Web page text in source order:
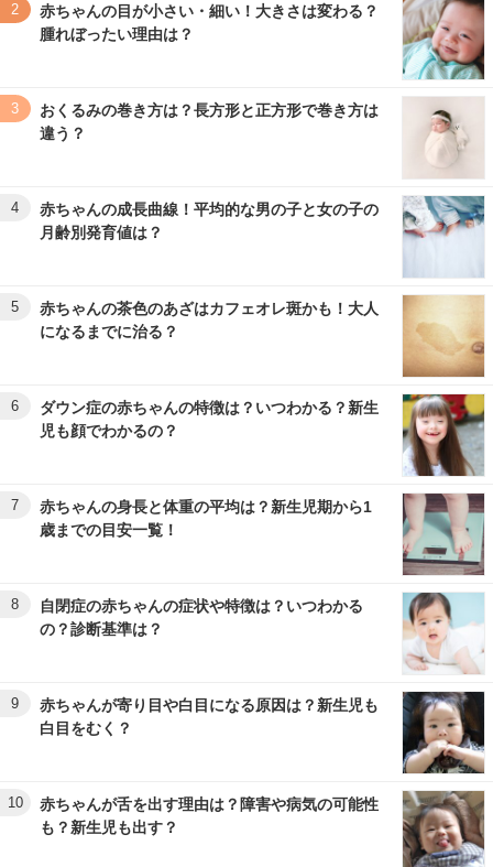
2
赤ちゃんの目が小さい・細い！大きさは変わる？
腫れぼったい理由は？
3
おくるみの巻き方は？長方形と正方形で巻き方は
違う？
4
赤ちゃんの成長曲線！平均的な男の子と女の子の
月齢別発育値は？
5
赤ちゃんの茶色のあざはカフェオレ斑かも！大人
になるまでに治る？
6
ダウン症の赤ちゃんの特徴は？いつわかる？新生
児も顔でわかるの？
7
赤ちゃんの身長と体重の平均は？新生児期から1
歳までの目安一覧！
8
自閉症の赤ちゃんの症状や特徴は？いつわかる
の？診断基準は？
9
赤ちゃんが寄り目や白目になる原因は？新生児も
白目をむく？
10
赤ちゃんが舌を出す理由は？障害や病気の可能性
も？新生児も出す？